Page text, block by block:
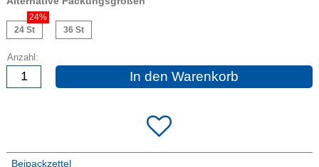
24 St
24%
36 St
Anzahl:
In den Warenkorb
Beipackzettel